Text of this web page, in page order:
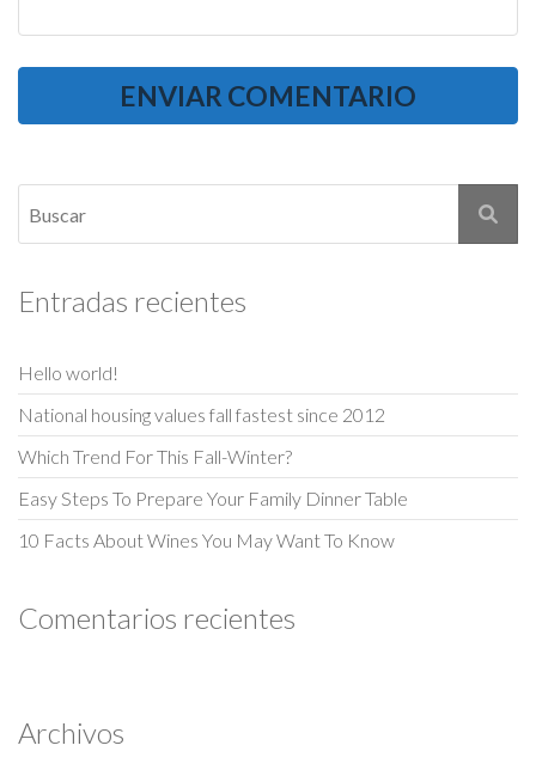
Entradas recientes
Hello world!
National housing values fall fastest since 2012
Which Trend For This Fall-Winter?
Easy Steps To Prepare Your Family Dinner Table
10 Facts About Wines You May Want To Know
Comentarios recientes
Archivos